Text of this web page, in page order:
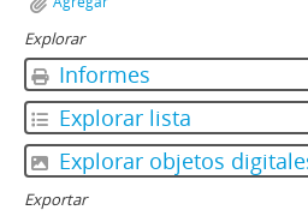
99 - Carta de María
100 - Carta firmada de
101 - Carta de Jorge
102 - Carta de
103 - Carta de
Explorar
Informes
Explorar lista
Explorar objetos
Exportar